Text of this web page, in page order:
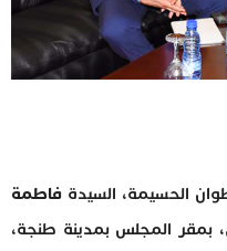
الحسيمة، السيدة فاطمة
الجاري، بمقر المجلس بمدينة طنجة،